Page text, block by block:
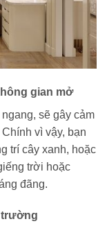
gian mở
sẽ gây cảm
vì vậy, bạn
trí cây xanh, hoặc
trời hoặc
đãng.
trường